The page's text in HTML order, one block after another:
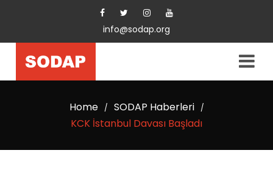
info@sodap.org
Home / SODAP Haberleri /
KCK İstanbul Davası Başladı